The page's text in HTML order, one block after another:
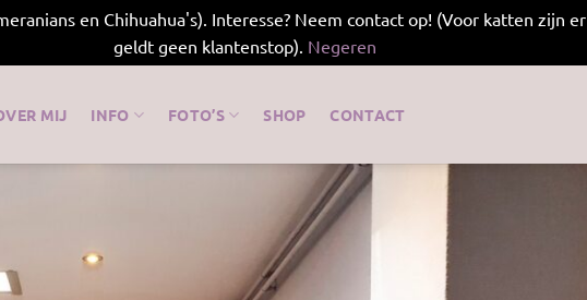
en Chihuahua's). Interesse? Neem contact op! (Voor katten zijn
geldt geen klantenstop). Negeren
MIJ INFO FOTO’S SHOP CONTACT